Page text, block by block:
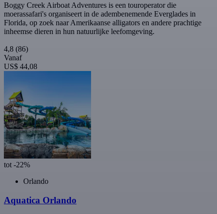
Boggy Creek Airboat Adventures is een touroperator die
moerassafari's organiseert in de adembenemende Everglades in
Florida, op zoek naar Amerikaanse alligators en andere prachtige
inheemse dieren in hun natuurlijke leefomgeving.
4,8 (86)
Vanaf
US$ 44,08
tot -22%
Orlando
Aquatica Orlando